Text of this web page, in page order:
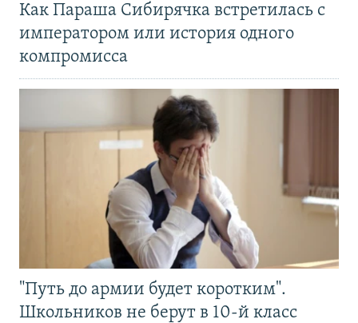
Как Параша Сибирячка встретилась с
императором или история одного
компромисса
"Путь до армии будет коротким".
Школьников не берут в 10-й класс